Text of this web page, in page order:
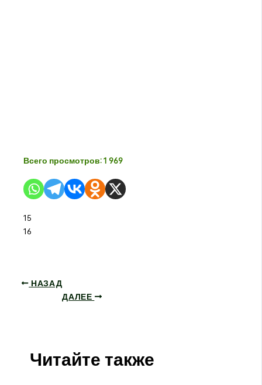
Всего просмотров: 1 969
15
16
НАЗАД
ДАЛЕЕ
Читайте также